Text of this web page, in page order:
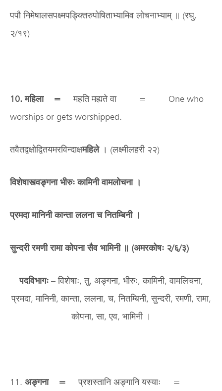
पपौ निमेषालसपक्ष्मपङ्क्तिरुपोषिताभ्यामिव लोचनाभ्याम् ॥ (रघु.
२/१९)
10. महिला =महति मह्यते वा = One who
worships or gets worshipped.
तवैतद्वक्षोद्वितयमरविन्दाक्षमहिले। (लक्ष्मीलहरी २२)
विशेषास्त्वङ्गना भीरुः कामिनी वामलोचना ।
प्रमदा मानिनी कान्ता ललना च नितम्बिनी ।
सुन्दरी रमणी रामा कोपना सैव भामिनी ॥ (अमरकोषः २/६/३)
पदविभागः– विशेषाः, तु, अङ्गना, भीरुः, कामिनी, वामलिचना,
प्रमदा, मानिनी, कान्ता, ललना, च, नितम्बिनी, सुन्दरी, रमणी, रामा,
कोपना, सा, एव, भामिनी ।
11. अङ्गना =प्रशस्तानि अङ्गानि यस्याः =